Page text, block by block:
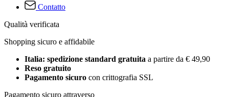
Contatto
Qualità verificata
Shopping sicuro e affidabile
Italia: spedizione standard gratuita a partire da € 49,90
Reso gratuito
Pagamento sicuro con crittografia SSL
Pagamento sicuro attraverso